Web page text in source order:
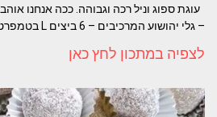
עוגת ספוג וניל רכה וגבוהה. ככה אנחנו
– גלי יהושוע המרכיבים – 6 ביצים L בטמפרטורת החדר מופרדות
לצפיה במתכון לחץ כאן